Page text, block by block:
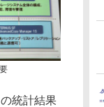
統計結果